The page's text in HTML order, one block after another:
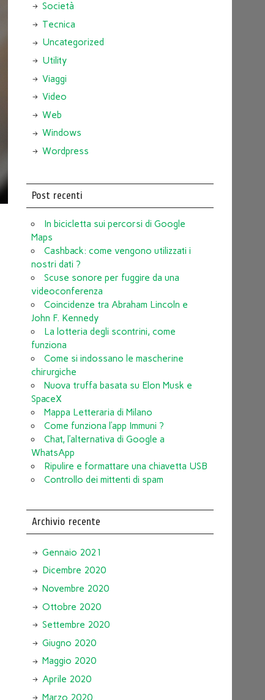
Società
Tecnica
Uncategorized
Utility
Viaggi
Video
Web
Windows
Wordpress
Post recenti
In bicicletta sui percorsi di Google
Maps
Cashback: come vengono utilizzati i
nostri dati ?
Scuse sonore per fuggire da una
videoconferenza
Coincidenze tra Abraham Lincoln e
John F. Kennedy
La lotteria degli scontrini, come
funziona
Come si indossano le mascherine
chirurgiche
Nuova truffa basata su Elon Musk e
SpaceX
Mappa Letteraria di Milano
Come funziona l’app Immuni ?
Chat, l’alternativa di Google a
WhatsApp
Ripulire e formattare una chiavetta USB
Controllo dei mittenti di spam
Archivio recente
Gennaio 2021
Dicembre 2020
Novembre 2020
Ottobre 2020
Settembre 2020
Giugno 2020
Maggio 2020
Aprile 2020
Marzo 2020